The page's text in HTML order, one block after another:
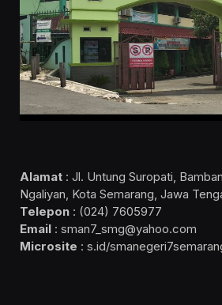
Alamat : Jl. Untung Suropati,
Ngaliyan, Kota Semarang, Jawa
Telepon : (024) 7605977
Email : sman7_smg@yahoo.com
Microsite : s.id/